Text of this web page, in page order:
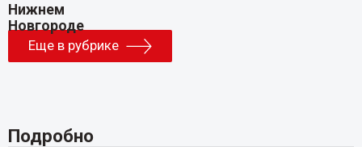
Еще в рубрике
Подробно